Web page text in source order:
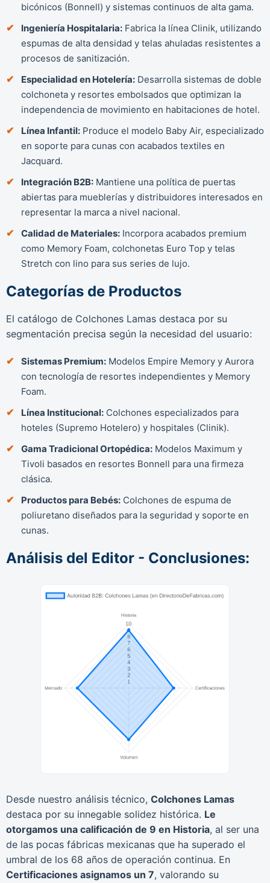
bicónicos (Bonnell) y sistemas continuos de alta gama.
Ingeniería Hospitalaria: Fabrica la línea Clinik, utilizando
espumas de alta densidad y telas ahuladas resistentes a
procesos de sanitización.
Especialidad en Hotelería: Desarrolla sistemas de doble
colchoneta y resortes embolsados que optimizan la
independencia de movimiento en habitaciones de hotel.
Línea Infantil: Produce el modelo Baby Air, especializado
en soporte para cunas con acabados textiles en
Jacquard.
Integración B2B: Mantiene una política de puertas
abiertas para mueblerías y distribuidores interesados en
representar la marca a nivel nacional.
Calidad de Materiales: Incorpora acabados premium
como Memory Foam, colchonetas Euro Top y telas
Stretch con lino para sus series de lujo.
Categorías de Productos
El catálogo de Colchones Lamas destaca por su
segmentación precisa según la necesidad del usuario:
Sistemas Premium: Modelos Empire Memory y Aurora
con tecnología de resortes independientes y Memory
Foam.
Línea Institucional: Colchones especializados para
hoteles (Supremo Hotelero) y hospitales (Clinik).
Gama Tradicional Ortopédica: Modelos Maximum y
Tivoli basados en resortes Bonnell para una firmeza
clásica.
Productos para Bebés: Colchones de espuma de
poliuretano diseñados para la seguridad y soporte en
cunas.
Análisis del Editor - Conclusiones:
Desde nuestro análisis técnico, Colchones Lamas
destaca por su innegable solidez histórica. Le
otorgamos una calificación de 9 en Historia, al ser una
de las pocas fábricas mexicanas que ha superado el
umbral de los 68 años de operación continua. En
Certificaciones asignamos un 7, valorando su